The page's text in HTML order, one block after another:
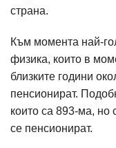
страна.
Към момента най-
физика, които в
близките години
пенсионират.
които са 893-ма, но
се пенсионират.